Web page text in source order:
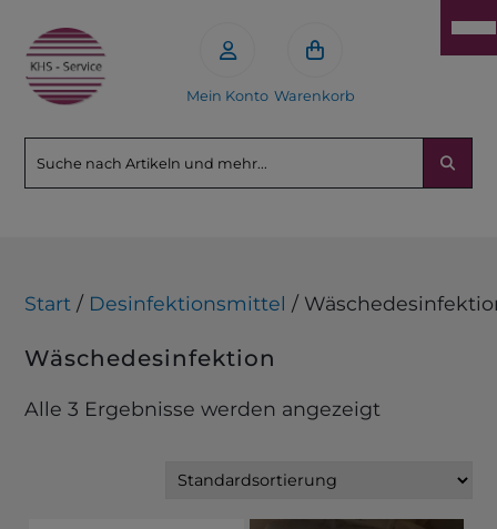
Mein Konto Warenkorb
Start / Desinfektionsmittel /
Wäschedesinfektion
Alle 3 Ergebnisse werden angezeigt